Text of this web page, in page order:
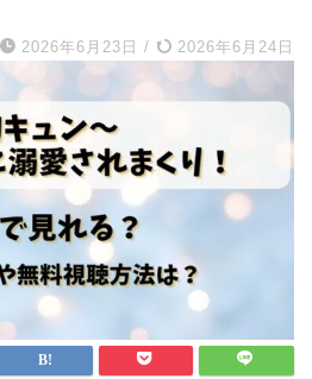
2026年6月23日 / 2026年6月24日